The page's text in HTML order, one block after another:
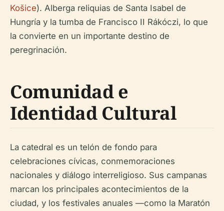
Košice). Alberga reliquias de Santa Isabel de
Hungría y la tumba de Francisco II Rákóczi, lo que
la convierte en un importante destino de
peregrinación.
Comunidad e
Identidad Cultural
La catedral es un telón de fondo para
celebraciones cívicas, conmemoraciones
nacionales y diálogo interreligioso. Sus campanas
marcan los principales acontecimientos de la
ciudad, y los festivales anuales —como la Maratón